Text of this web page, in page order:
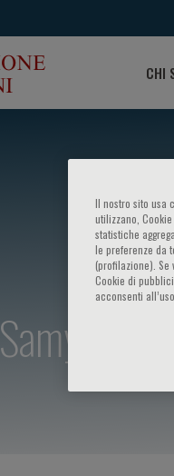
CHI
Samy Suissa
Il nostro sito usa
utilizzano,
statistiche
le preferenze da
(profilazione).
Cookie di
acconsenti